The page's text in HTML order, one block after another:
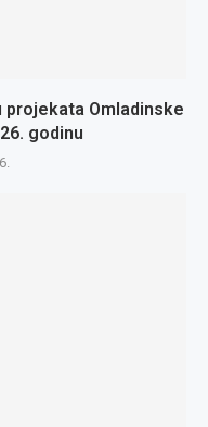
Omladinske
godinu